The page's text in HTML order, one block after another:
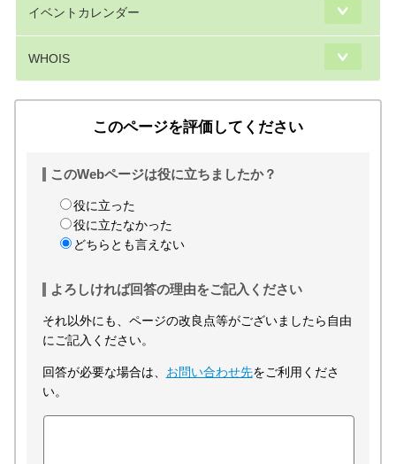
イベントカレンダー
WHOIS
このページを評価してください
このWebページは役に立ちましたか？
役に立った
役に立たなかった
どちらとも言えない
よろしければ回答の理由をご記入ください
それ以外にも、ページの改良点等がございましたら自由
にご記入ください。
回答が必要な場合は、 お問い合わせ先をご利用くださ
い。